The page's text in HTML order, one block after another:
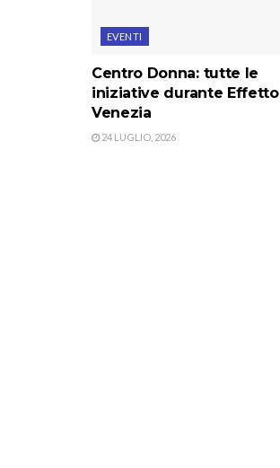
EVENTI
Centro Donna: tutte le
iniziative durante Effetto
Venezia
24 LUGLIO, 2026